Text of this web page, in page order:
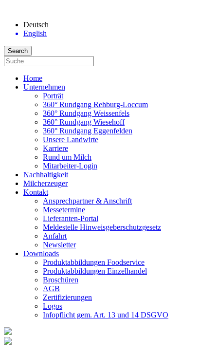
Deutsch
English
Home
Unternehmen
Porträt
360° Rundgang Rehburg-Loccum
360° Rundgang Weissenfels
360° Rundgang Wiesehoff
360° Rundgang Eggenfelden
Unsere Landwirte
Karriere
Rund um Milch
Mitarbeiter-Login
Nachhaltigkeit
Milcherzeuger
Kontakt
Ansprechpartner & Anschrift
Messetermine
Lieferanten-Portal
Meldestelle Hinweisgeberschutzgesetz
Anfahrt
Newsletter
Downloads
Produktabbildungen Foodservice
Produktabbildungen Einzelhandel
Broschüren
AGB
Zertifizierungen
Logos
Infopflicht gem. Art. 13 und 14 DSGVO